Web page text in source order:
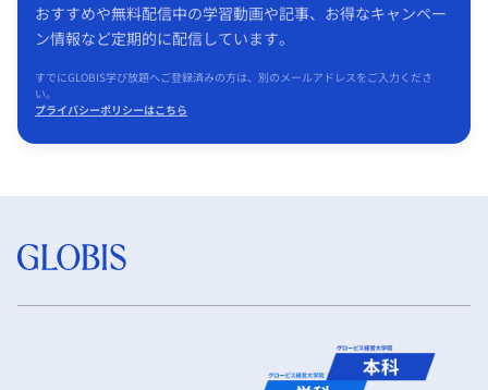
おすすめや無料配信中の学習動画や記事、お得なキャンペー
ン情報など定期的に配信しています。
すでにGLOBIS学び放題へご登録済みの方は、別のメールアドレスをご入力くださ
い。
プライバシーポリシーはこちら